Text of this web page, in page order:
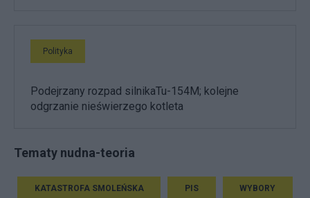
Polityka
Podejrzany rozpad silnikaTu-154M; kolejne
odgrzanie nieświerzego kotleta
Tematy nudna-teoria
KATASTROFA SMOLEŃSKA PIS WYBORY